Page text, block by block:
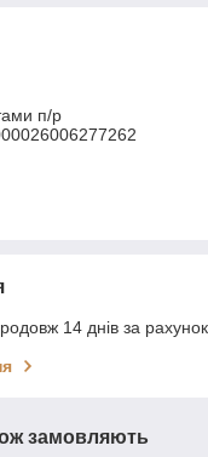
п/р
14 днів за
замовляють